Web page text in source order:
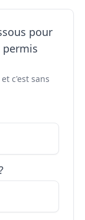
pour
c'est sans